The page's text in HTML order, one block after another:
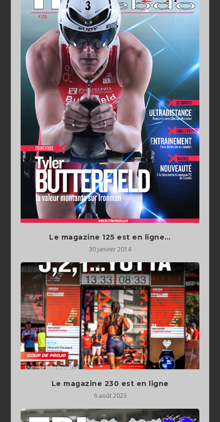
Le magazine 125 est en ligne…
30 janvier 2014
Le magazine 230 est en ligne
6 août 2023